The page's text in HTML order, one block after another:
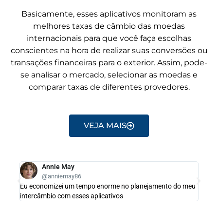
Basicamente, esses aplicativos monitoram as
melhores taxas de câmbio das moedas
internacionais para que você faça escolhas
conscientes na hora de realizar suas conversões ou
transações financeiras para o exterior. Assim, pode-
se analisar o mercado, selecionar as moedas e
comparar taxas de diferentes provedores.
VEJA MAIS
Annie May
@anniemay86
Eu economizei um tempo enorme no planejamento do meu
intercâmbio com esses aplicativos